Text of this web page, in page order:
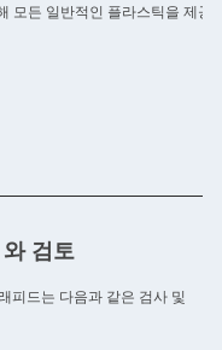
모든 일반적인 플라스틱을 제공
검토
피드는 다음과 같은 검사 및